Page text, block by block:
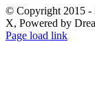
© Copyright 2015 -
X, Powered by
Page load link